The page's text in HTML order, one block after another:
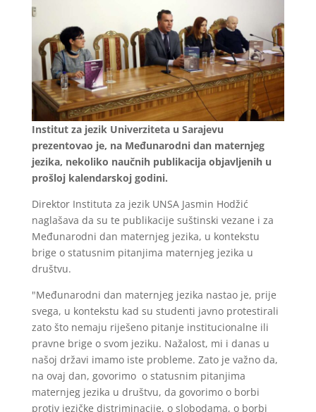
Institut za jezik Univerziteta u Sarajevu
prezentovao je, na Međunarodni dan maternjeg
jezika, nekoliko naučnih publikacija objavljenih u
prošloj kalendarskoj godini.
Direktor Instituta za jezik UNSA Jasmin Hodžić
naglašava da su te publikacije suštinski vezane i za
Međunarodni dan maternjeg jezika, u kontekstu
brige o statusnim pitanjima maternjeg jezika u
društvu.
"Međunarodni dan maternjeg jezika nastao je, prije
svega, u kontekstu kad su studenti javno protestirali
zato što nemaju riješeno pitanje institucionalne ili
pravne brige o svom jeziku. Nažalost, mi i danas u
našoj državi imamo iste probleme. Zato je važno da,
na ovaj dan, govorimo o statusnim pitanjima
maternjeg jezika u društvu, da govorimo o borbi
protiv jezičke distriminacije, o slobodama, o borbi